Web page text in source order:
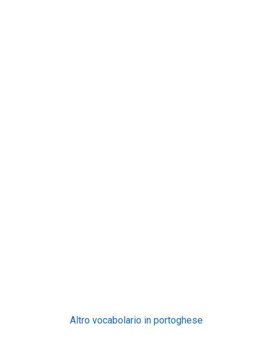
Altro vocabolario in portoghese